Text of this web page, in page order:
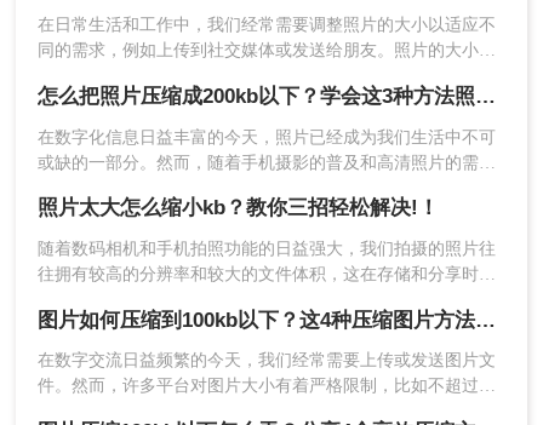
2、在弹出的WEB格式转换框里面，选择
【JPEG】-【低】，然后点【确定】，选择保存路
在日常生活和工作中，我们经常需要调整照片的大小以适应不
同的需求，例如上传到社交媒体或发送给朋友。照片的大小通
大小，使其更加便于传输和存储。那么照片大小kb怎么调整
呢？本文将为你介绍三种简单易行的方法，帮助你调整照片大
小kb。
怎么把照片压缩成200kb以下？学会这3种方法照片随意压缩!！
在数字化信息日益丰富的今天，照片已经成为我们生活中不可
或缺的一部分。然而，随着手机摄影的普及和高清照片的需求
挑战。为了解决这个问题，我们需要将照片压缩至较小的体
积，例如200KB以下。那么怎么把照片压缩成200kb以下呢？本
文将为您介绍几种实用的照片压缩方法和技巧，帮助您轻松管
理照片，节省存储空间。
照片太大怎么缩小kb？教你三招轻松解决!！
随着数码相机和手机拍照功能的日益强大，我们拍摄的照片往
往拥有较高的分辨率和较大的文件体积，这在存储和分享时可
题，我们可以通过多种方法来缩小照片的KB值。
图片如何压缩到100kb以下？这4种压缩图片方法很实用！
在数字交流日益频繁的今天，我们经常需要上传或发送图片文
件。然而，许多平台对图片大小有着严格限制，比如不超过